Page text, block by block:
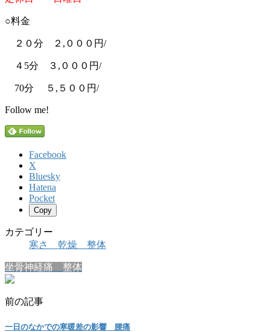
○料金
２０分 ２,０００円/
４5分 ３,０００円/
70分 ５,５００円/
Follow me!
Facebook
X
Bluesky
Hatena
Pocket
Copy
カテゴリー
寒さ 乾燥 整体
坐骨神経痛 整体
前の記事
一日のなかでの寒暖差の影響 腰痛